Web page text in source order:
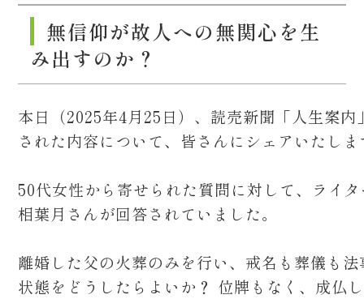
無信仰が故人への無関心を生
み出すのか？
本日（2025年4月25日）、読売新聞「人生案内
された内容について、皆さんにシェアいたし
50代女性から寄せられた質問に対して、ライ
相葉月さんが回答されていました。
離婚した父の火葬のみを行い、戒名も葬儀も
状態をどうしたらよいか？ 位牌もなく、成仏